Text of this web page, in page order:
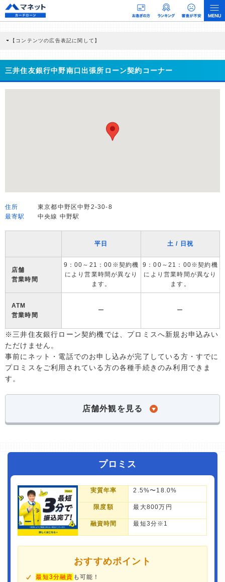
【コンテンツの広告表記に関して】
商品を根拠なくPRするものではなく、当編集部の調査／ユーザーへの口コミ収集な
どに基づき、公平性を担保した情報提供を行っています。
>提携企業一覧
三井住友銀行中野南口出張所ローン契約コーナー
住所
東京都中野区中野2-30-8
最寄駅
中央線 中野駅
平日 土 / 日祝
店舗
営業時間
9：00～21：00※契約機
により営業時間が異なり
ます。
9：00～21：00※契約機
により営業時間が異なり
ます。
ATM
営業時間
ー ー
※三井住友銀行ローン契約機では、プロミスへ新規お申込みい
ただけません。
事前にネット・電話でのお申し込みが完了している方・すでに
プロミスをご利用されている方の各種手続きのみ利用できま
す。
店舗外観を見る
プロミス
実質年率 2.5%〜18.0%
限度額 最大800万円
融資時間 最短3分※1
おすすめポイント
最短3分融資 も可能！